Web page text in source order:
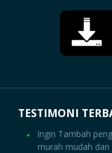
TESTIMONI
Ingin Tambah
murah mudah dan